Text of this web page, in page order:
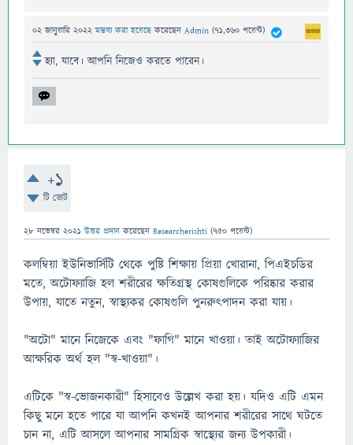
02 জানুয়ারি 2022 মন্তব্য করা হয়েছেকরেছেন Admin (71,360 পয়েন্ট)
হ্যা, যাবে। আপনি নিজেও করতে পারেন।
+1
টি ভোট
28 নভেম্বর 2021 উত্তর প্রদান করেছেন Researcherishti (750 পয়েন্ট)
কলম্বিয়া ইউনিভার্সিটি থেকে পুষ্টি শিক্ষায় প্রিয়া খোরানা, পিএইচডির
মতে, অটোফ্যাজি হল শরীরের ক্ষতিগ্রস্থ কোষগুলিকে পরিষ্কার করার
উপায়, যাতে নতুন, স্বাস্থ্যকর কোষগুলি পুনরুত্পাদন করা যায়।
"অটো" মানে নিজেকে এবং "ফাগি" মানে খাওয়া। তাই অটোফ্যাজির
আক্ষরিক অর্থ হল "স্ব-খাওয়া"।
এটিকে "স্ব-ভোজনকারী" হিসাবেও উল্লেখ করা হয়। যদিও এটি এমন
কিছু মনে হতে পারে যা আপনি কখনই আপনার শরীরের সাথে ঘটতে
চান না, এটি আসলে আপনার সামগ্রিক স্বাস্থ্যের জন্য উপকারী।